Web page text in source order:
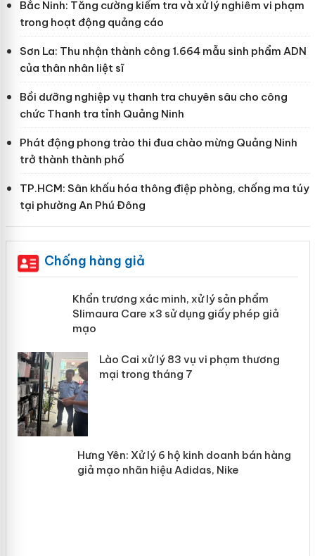
Bắc Ninh: Tăng cường kiểm tra và xử lý nghiêm vi phạm
trong hoạt động quảng cáo
Sơn La: Thu nhận thành công 1.664 mẫu sinh phẩm ADN
của thân nhân liệt sĩ
Bồi dưỡng nghiệp vụ thanh tra chuyên sâu cho công
chức Thanh tra tỉnh Quảng Ninh
Phát động phong trào thi đua chào mừng Quảng Ninh
trở thành thành phố
TP.HCM: Sân khấu hóa thông điệp phòng, chống ma túy
tại phường An Phú Đông
Chống hàng giả
Khẩn trương xác minh, xử lý sản phẩm
Slimaura Care x3 sử dụng giấy phép